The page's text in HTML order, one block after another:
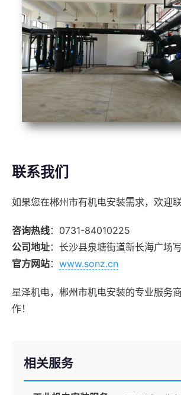
联系我们
如果您在郴州市有机电安装需求，欢迎联
咨询热线：0731-84010225
公司地址：长沙县泉塘街道新长海广场
官方网站： www.sonz.cn
星泽机电，郴州市机电安装的专业服务
作！
相关服务